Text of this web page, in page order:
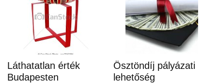
Láthatatlan érték
Budapesten
Ösztöndíj pályázati
lehetőség